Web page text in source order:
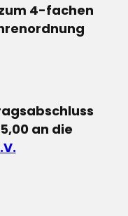
4-fachen
an die